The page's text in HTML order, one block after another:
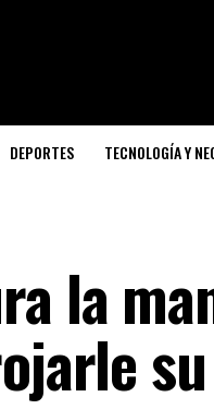
DEPORTES TECNOLOGÍA Y
la